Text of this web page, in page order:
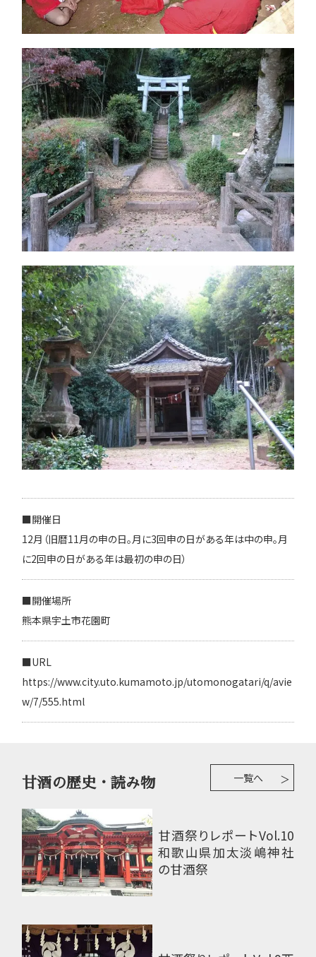
■開催日
12月（旧暦11月の申の日。月に3回申の日がある年は中の申。月
に2回申の日がある年は最初の申の日）
■開催場所
熊本県宇土市花園町
■URL
https://www.city.uto.kumamoto.jp/utomonogatari/q/avie
w/7/555.html
一覧へ
甘酒の歴史・読み物
甘酒祭りレポートVol.10
和歌山県加太淡嶋神社
の甘酒祭